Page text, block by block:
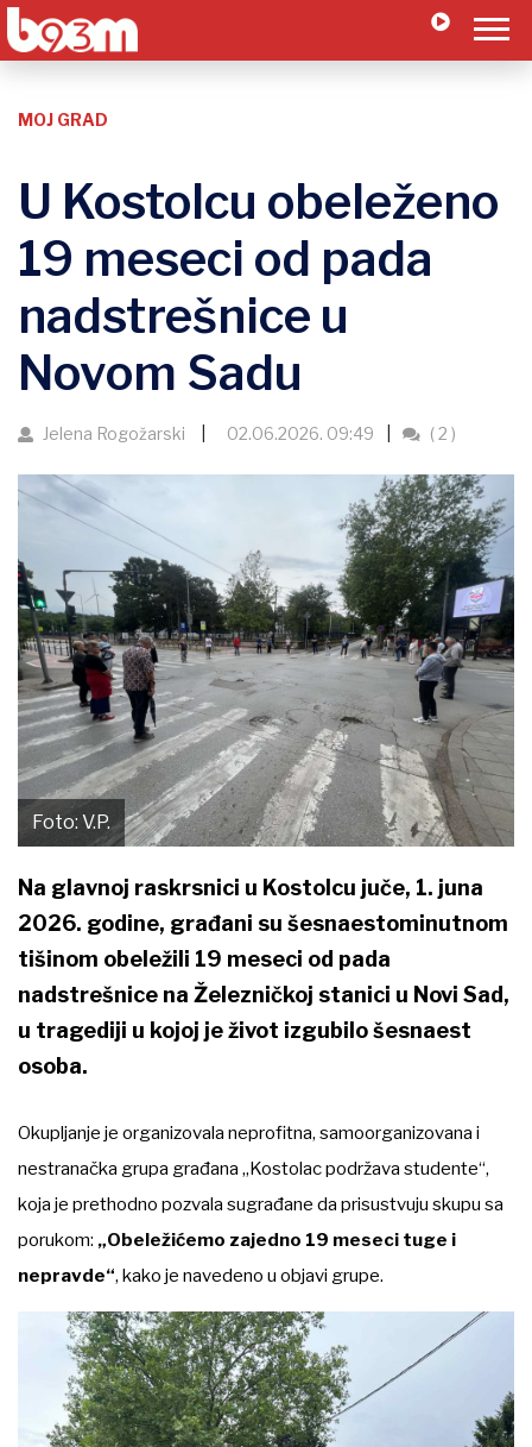
MOJ GRAD
U Kostolcu obeleženo
19 meseci od pada
nadstrešnice u
Novom Sadu
Jelena Rogožarski 02.06.2026. 09:49 ( 2 )
Foto: V.P.
Na glavnoj raskrsnici u Kostolcu juče, 1. juna
2026. godine, građani su šesnaestominutnom
tišinom obeležili 19 meseci od pada
nadstrešnice na Železničkoj stanici u Novi Sad,
u tragediji u kojoj je život izgubilo šesnaest
osoba.
Okupljanje je organizovala neprofitna, samoorganizovana i
nestranačka grupa građana „Kostolac podržava studente“,
koja je prethodno pozvala sugrađane da prisustvuju skupu sa
porukom: „Obeležićemo zajedno 19 meseci tuge i
nepravde“, kako je navedeno u objavi grupe.